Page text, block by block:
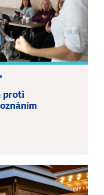
proti
DĚLÁME?